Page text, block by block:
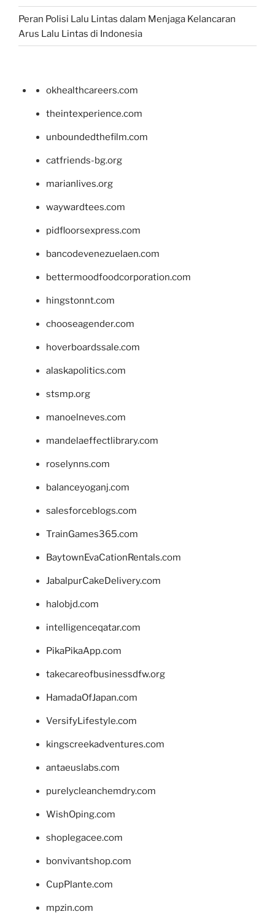
Peran Polisi Lalu Lintas dalam Menjaga Kelancaran
Arus Lalu Lintas di Indonesia
okhealthcareers.com
theintexperience.com
unboundedthefilm.com
catfriends-bg.org
marianlives.org
waywardtees.com
pidfloorsexpress.com
bancodevenezuelaen.com
bettermoodfoodcorporation.com
hingstonnt.com
chooseagender.com
hoverboardssale.com
alaskapolitics.com
stsmp.org
manoelneves.com
mandelaeffectlibrary.com
roselynns.com
balanceyoganj.com
salesforceblogs.com
TrainGames365.com
BaytownEvaCationRentals.com
JabalpurCakeDelivery.com
halobjd.com
intelligenceqatar.com
PikaPikaApp.com
takecareofbusinessdfw.org
HamadaOfJapan.com
VersifyLifestyle.com
kingscreekadventures.com
antaeuslabs.com
purelycleanchemdry.com
WishOping.com
shoplegacee.com
bonvivantshop.com
CupPlante.com
mpzin.com